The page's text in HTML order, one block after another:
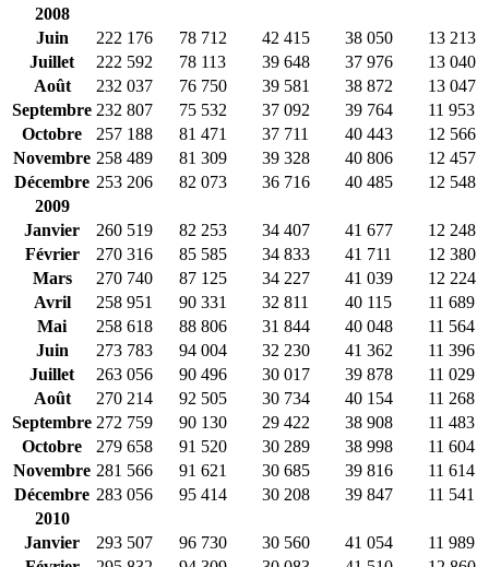
2008
Juin
222 176 78 712 42 415 38 050
13 213
Juillet
222 592 78 113 39 648 37 976
13 040
Août
232 037 76 750 39 581 38 872
13 047
Septembre 232 807 75 532 37 092 39 764
11 953
Octobre
257 188 81 471 37 711 40 443
12 566
Novembre 258 489 81 309 39 328 40 806
12 457
Décembre 253 206 82 073 36 716 40 485
12 548
2009
Janvier
260 519 82 253 34 407 41 677
12 248
Février
270 316 85 585 34 833 41 711
12 380
Mars
270 740 87 125 34 227 41 039
12 224
Avril
258 951 90 331 32 811 40 115
11 689
Mai
258 618 88 806 31 844 40 048
11 564
Juin
273 783 94 004 32 230 41 362
11 396
Juillet
263 056 90 496 30 017 39 878
11 029
Août
270 214 92 505 30 734 40 154
11 268
Septembre 272 759 90 130 29 422 38 908
11 483
Octobre
279 658 91 520 30 289 38 998
11 604
Novembre 281 566 91 621 30 685 39 816
11 614
Décembre 283 056 95 414 30 208 39 847
11 541
2010
Janvier
293 507 96 730 30 560 41 054
11 989